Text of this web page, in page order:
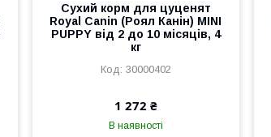
Сухий корм для цуценят
Royal Canin (Роял Канін) MINI
PUPPY від 2 до 10 місяців, 4
кг
30000402
1 272 ₴
В наявності